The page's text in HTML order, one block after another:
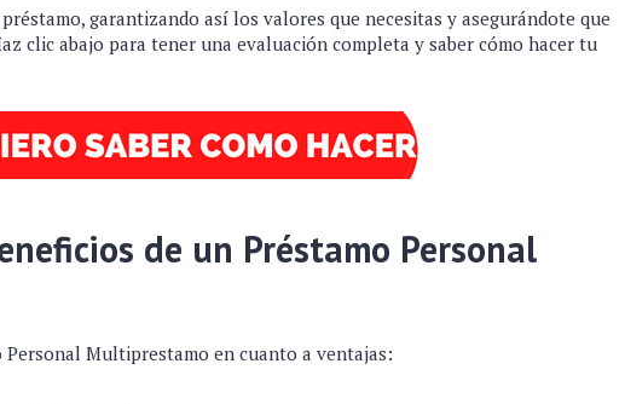
garantizando así los valores que necesitas y asegurándote que
clic abajo para tener una evaluación completa y saber cómo hacer tu
de un Préstamo Personal
Multiprestamo en cuanto a ventajas: